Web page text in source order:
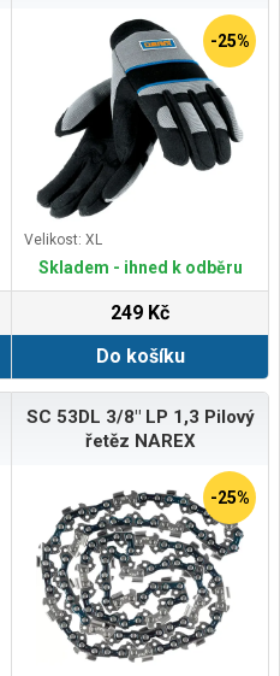
-25%
Velikost: XL
Skladem - ihned k odběru
249 Kč
Do košíku
SC 53DL 3/8" LP 1,3 Pilový
řetěz NAREX
-25%